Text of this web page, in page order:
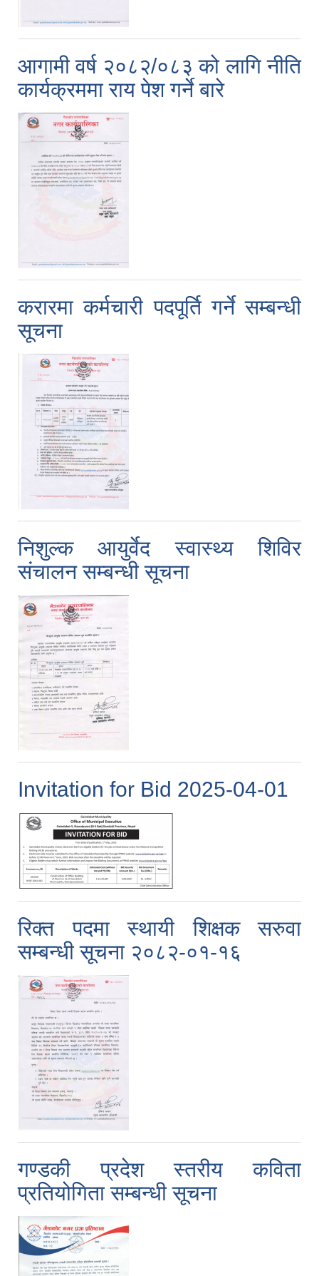
आगामी वर्ष २०८२/०८३ को लागि नीति
कार्यक्रममा राय पेश गर्ने बारे
करारमा कर्मचारी पदपूर्ति गर्ने सम्बन्धी
सूचना
निशुल्क आयुर्वेद स्वास्थ्य शिविर
संचालन सम्बन्धी सूचना
Invitation for Bid 2025-04-01
रिक्त पदमा स्थायी शिक्षक सरुवा
सम्बन्धी सूचना २०८२-०१-१६
गण्डकी प्रदेश स्तरीय कविता
प्रतियोगिता सम्बन्धी सूचना